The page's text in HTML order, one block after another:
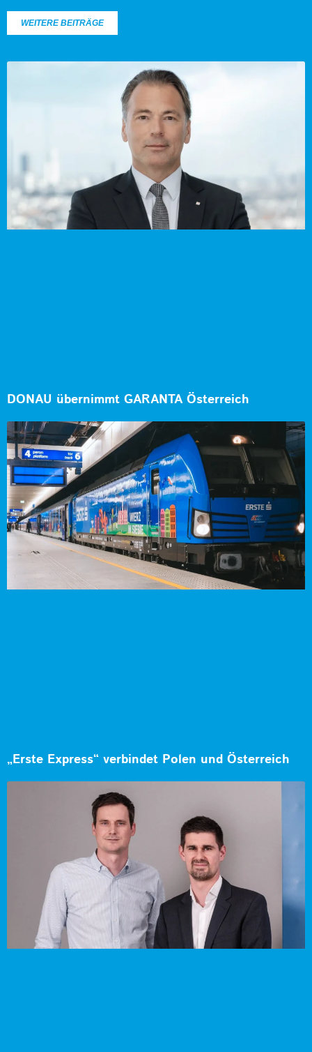
WEITERE BEITRÄGE
DONAU übernimmt GARANTA Österreich
„Erste Express“ verbindet Polen und Österreich